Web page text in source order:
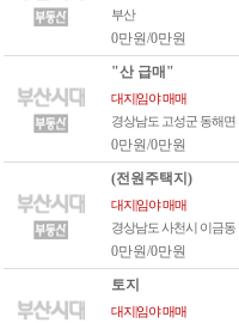
부산
0만원/0만원
"산 급매"
대지|임야 매매
경상남도 고성군 동해면
0만원/0만원
(전원주택지)
대지|임야 매매
경상남도 사천시 이금동
0만원/0만원
토지
대지|임야 매매